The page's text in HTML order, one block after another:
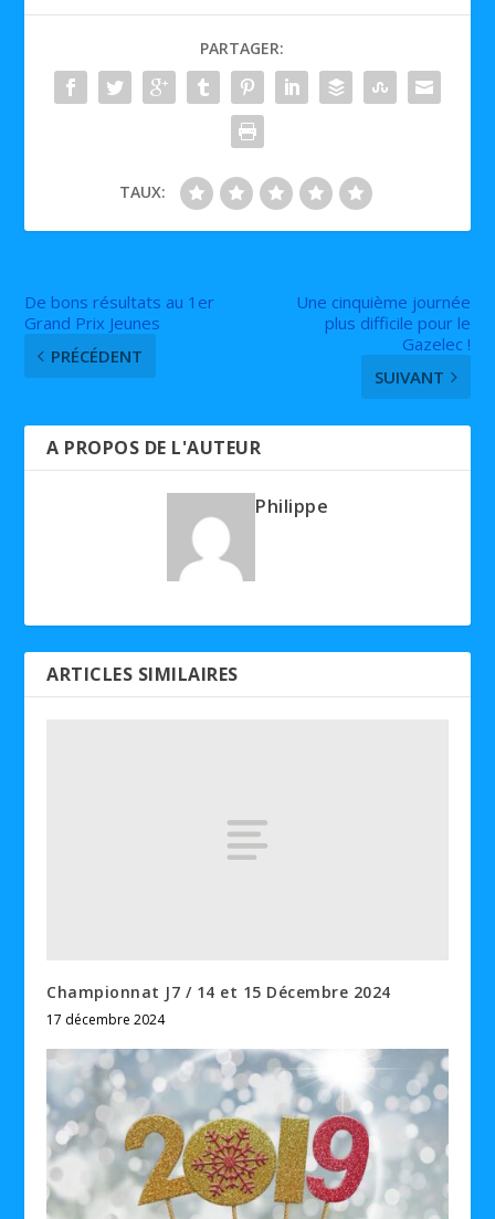
PARTAGER:
TAUX:
De bons résultats au 1er
Grand Prix Jeunes
PRÉCÉDENT
Une cinquième journée
plus difficile pour le
Gazelec !
SUIVANT
A PROPOS DE L'AUTEUR
Philippe
ARTICLES SIMILAIRES
Championnat J7 / 14 et 15 Décembre 2024
17 décembre 2024